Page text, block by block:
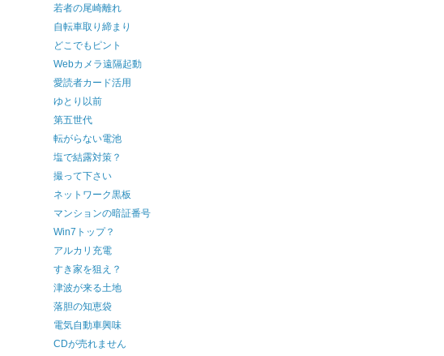
若者の尾崎離れ
自転車取り締まり
どこでもピント
Webカメラ遠隔起動
愛読者カード活用
ゆとり以前
第五世代
転がらない電池
塩で結露対策？
撮って下さい
ネットワーク黒板
マンションの暗証番号
Win7トップ？
アルカリ充電
すき家を狙え？
津波が来る土地
落胆の知恵袋
電気自動車興味
CDが売れません